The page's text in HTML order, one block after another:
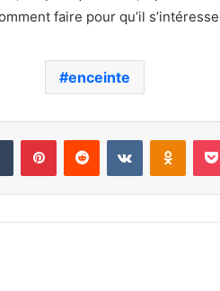
faire pour qu’il
enceinte
Tumblr PinterestReddit VKontakte